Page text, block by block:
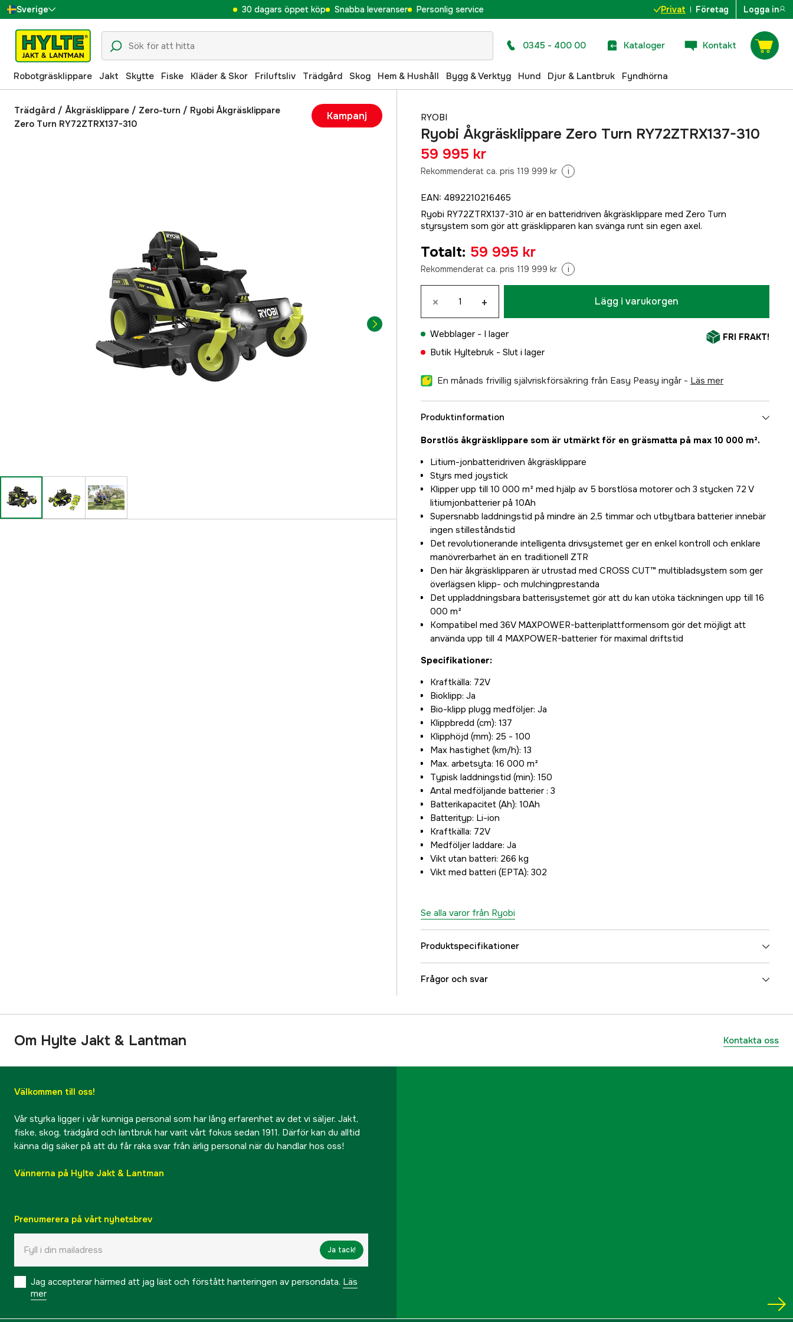
Sverige
Danmark
Suomi
Norge
Deutschland
30 dagars öppet köp Snabba leveranser Personlig service Privat Företag Logga in
0345 - 400 00 Kataloger Kontakt
Robotgräsklippare Jakt Skytte Fiske Kläder & Skor Friluftsliv Trädgård Skog Hem & Hushåll Bygg & Verktyg Hund Djur & Lantbruk Fyndhörna
Trädgård / Åkgräsklippare / Zero-turn / Ryobi Åkgräsklippare
Zero Turn RY72ZTRX137-310
Kampanj RYOBI
Ryobi Åkgräsklippare Zero Turn RY72ZTRX137-310
59 995 kr
Rekommenderat ca. pris 119 999 kr i
EAN: 4892210216465
Ryobi RY72ZTRX137-310 är en batteridriven åkgräsklippare med Zero Turn
styrsystem som gör att gräsklipparen kan svänga runt sin egen axel.
Totalt: 59 995 kr
Rekommenderat ca. pris 119 999 kr i
× + Lägg i varukorgen
Webblager - I lager
Butik Hyltebruk - Slut i lager
FRI FRAKT!
En månads frivillig självriskförsäkring från Easy Peasy ingår - läs mer
Produktinformation
Borstlös åkgräsklippare som är utmärkt för en gräsmatta på max 10 000 m².
Litium-jonbatteridriven åkgräsklippare
Styrs med joystick
Klipper upp till 10 000 m² med hjälp av 5 borstlösa motorer och 3 stycken 72 V
litiumjonbatterier på 10Ah
Supersnabb laddningstid på mindre än 2,5 timmar och utbytbara batterier innebär
ingen stilleståndstid
Det revolutionerande intelligenta drivsystemet ger en enkel kontroll och enklare
manövrerbarhet än en traditionell ZTR
Den här åkgräsklipparen är utrustad med CROSS CUT™ multibladsystem som ger
överlägsen klipp- och mulchingprestanda
Det uppladdningsbara batterisystemet gör att du kan utöka täckningen upp till 16
000 m²
Kompatibel med 36V MAXPOWER-batteriplattformensom gör det möjligt att
använda upp till 4 MAXPOWER-batterier för maximal driftstid
Specifikationer:
Kraftkälla: 72V
Bioklipp: Ja
Bio-klipp plugg medföljer: Ja
Klippbredd (cm): 137
Klipphöjd (mm): 25 - 100
Max hastighet (km/h): 13
Max. arbetsyta: 16 000 m²
Typisk laddningstid (min): 150
Antal medföljande batterier : 3
Batterikapacitet (Ah): 10Ah
Batterityp: Li-ion
Kraftkälla: 72V
Medföljer laddare: Ja
Vikt utan batteri: 266 kg
Vikt med batteri (EPTA): 302
Se alla varor från Ryobi
Produktspecifikationer
Referensnummer
4892210216465
Frågor och svar
Om Hylte Jakt & Lantman Kontakta oss
Välkommen till oss!
Vår styrka ligger i vår kunniga personal som har lång erfarenhet av det vi säljer. Jakt,
fiske, skog, trädgård och lantbruk har varit vårt fokus sedan 1911. Därför kan du alltid
känna dig säker på att du får raka svar från ärlig personal när du handlar hos oss!
Vännerna på Hylte Jakt & Lantman
Prenumerera på vårt nyhetsbrev
Ja tack!
Jag accepterar härmed att jag läst och förstått hanteringen av persondata. Läs
mer